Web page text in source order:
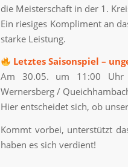
die Meisterschaft in der 1.
Ein riesiges Kompliment an
starke Leistung.
Letztes Saisonspiel –
Am 30.05. um 11:00 Uhr
Wernersberg /
Hier entscheidet sich, ob
Kommt vorbei, unterstützt
haben es sich verdient!